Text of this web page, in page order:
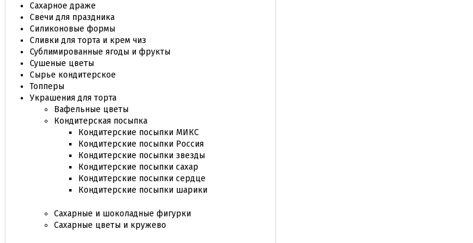
Сахарное драже
Свечи для праздника
Силиконовые формы
Сливки для торта и крем чиз
Сублимированные ягоды и фрукты
Сушеные цветы
Сырье кондитерское
Топперы
Украшения для торта
Вафельные цветы
Кондитерская посыпка
Кондитерские посыпки МИКС
Кондитерские посыпки Россия
Кондитерские посыпки звезды
Кондитерские посыпки сахар
Кондитерские посыпки сердце
Кондитерские посыпки шарики
Сахарные и шоколадные фигурки
Сахарные цветы и кружево